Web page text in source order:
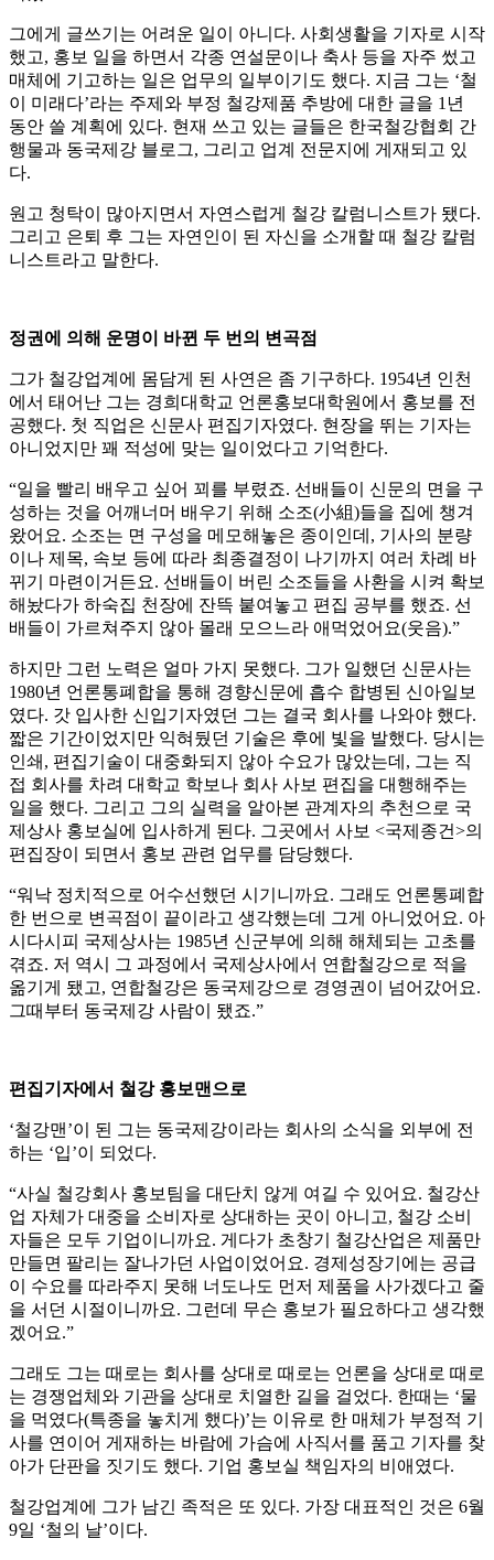
그에게 글쓰기는 어려운 일이 아니다. 사회생활을 기자로 시작
했고, 홍보 일을 하면서 각종 연설문이나 축사 등을 자주 썼고
매체에 기고하는 일은 업무의 일부이기도 했다. 지금 그는 ‘철
이 미래다’라는 주제와 부정 철강제품 추방에 대한 글을 1년
동안 쓸 계획에 있다. 현재 쓰고 있는 글들은 한국철강협회 간
행물과 동국제강 블로그, 그리고 업계 전문지에 게재되고 있
다.
원고 청탁이 많아지면서 자연스럽게 철강 칼럼니스트가 됐다.
그리고 은퇴 후 그는 자연인이 된 자신을 소개할 때 철강 칼럼
니스트라고 말한다.
정권에 의해 운명이 바뀐 두 번의 변곡점
그가 철강업계에 몸담게 된 사연은 좀 기구하다. 1954년 인천
에서 태어난 그는 경희대학교 언론홍보대학원에서 홍보를 전
공했다. 첫 직업은 신문사 편집기자였다. 현장을 뛰는 기자는
아니었지만 꽤 적성에 맞는 일이었다고 기억한다.
“일을 빨리 배우고 싶어 꾀를 부렸죠. 선배들이 신문의 면을 구
성하는 것을 어깨너머 배우기 위해 소조(小組)들을 집에 챙겨
왔어요. 소조는 면 구성을 메모해놓은 종이인데, 기사의 분량
이나 제목, 속보 등에 따라 최종결정이 나기까지 여러 차례 바
뀌기 마련이거든요. 선배들이 버린 소조들을 사환을 시켜 확보
해놨다가 하숙집 천장에 잔뜩 붙여놓고 편집 공부를 했죠. 선
배들이 가르쳐주지 않아 몰래 모으느라 애먹었어요(웃음).”
하지만 그런 노력은 얼마 가지 못했다. 그가 일했던 신문사는
1980년 언론통폐합을 통해 경향신문에 흡수 합병된 신아일보
였다. 갓 입사한 신입기자였던 그는 결국 회사를 나와야 했다.
짧은 기간이었지만 익혀뒀던 기술은 후에 빛을 발했다. 당시는
인쇄, 편집기술이 대중화되지 않아 수요가 많았는데, 그는 직
접 회사를 차려 대학교 학보나 회사 사보 편집을 대행해주는
일을 했다. 그리고 그의 실력을 알아본 관계자의 추천으로 국
제상사 홍보실에 입사하게 된다. 그곳에서 사보 <국제종건>의
편집장이 되면서 홍보 관련 업무를 담당했다.
“워낙 정치적으로 어수선했던 시기니까요. 그래도 언론통폐합
한 번으로 변곡점이 끝이라고 생각했는데 그게 아니었어요. 아
시다시피 국제상사는 1985년 신군부에 의해 해체되는 고초를
겪죠. 저 역시 그 과정에서 국제상사에서 연합철강으로 적을
옮기게 됐고, 연합철강은 동국제강으로 경영권이 넘어갔어요.
그때부터 동국제강 사람이 됐죠.”
편집기자에서 철강 홍보맨으로
‘철강맨’이 된 그는 동국제강이라는 회사의 소식을 외부에 전
하는 ‘입’이 되었다.
“사실 철강회사 홍보팀을 대단치 않게 여길 수 있어요. 철강산
업 자체가 대중을 소비자로 상대하는 곳이 아니고, 철강 소비
자들은 모두 기업이니까요. 게다가 초창기 철강산업은 제품만
만들면 팔리는 잘나가던 사업이었어요. 경제성장기에는 공급
이 수요를 따라주지 못해 너도나도 먼저 제품을 사가겠다고 줄
을 서던 시절이니까요. 그런데 무슨 홍보가 필요하다고 생각했
겠어요.”
그래도 그는 때로는 회사를 상대로 때로는 언론을 상대로 때로
는 경쟁업체와 기관을 상대로 치열한 길을 걸었다. 한때는 ‘물
을 먹였다(특종을 놓치게 했다)’는 이유로 한 매체가 부정적 기
사를 연이어 게재하는 바람에 가슴에 사직서를 품고 기자를 찾
아가 단판을 짓기도 했다. 기업 홍보실 책임자의 비애였다.
철강업계에 그가 남긴 족적은 또 있다. 가장 대표적인 것은 6월
9일 ‘철의 날’이다.